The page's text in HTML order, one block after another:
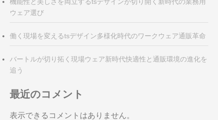
機能性と美しさを両立するtsデザインが切り開く新時代の業務用
ウェア選び
働く現場を変えるtsデザイン多様化時代のワークウェア通販革命
バートルが切り拓く現場ウェア新時代快適性と通販環境の進化を
追う
最近のコメント
表示できるコメントはありません。